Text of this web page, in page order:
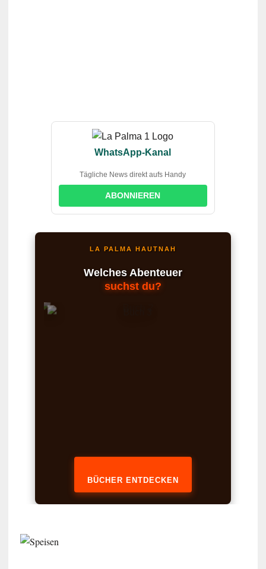
WhatsApp-Kanal
Tägliche News direkt aufs Handy
ABONNIEREN
LA PALMA HAUTNAH
Welches Abenteuer
suchst du?
BÜCHER ENTDECKEN